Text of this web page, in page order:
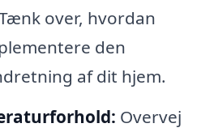
over, hvordan
den
af dit hjem.
Overvej